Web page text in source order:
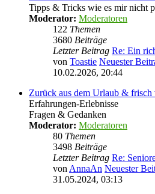
Tipps & Tricks wie es mir nicht
Moderator: Moderatoren
122 Themen
3680 Beiträge
Letzter Beitrag Re: Ein
von Toastie Neuester
10.02.2026, 20:44
Zurück aus dem Urlaub & frisch
Erfahrungen-Erlebnisse
Fragen & Gedanken
Moderator: Moderatoren
80 Themen
3498 Beiträge
Letzter Beitrag Re:
von AnnaAn Neuester
31.05.2024, 03:13